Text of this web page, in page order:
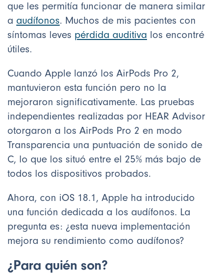
que les permitía funcionar de manera similar
a audífonos. Muchos de mis pacientes con
síntomas leves pérdida auditiva los encontré
útiles.
Cuando Apple lanzó los AirPods Pro 2,
mantuvieron esta función pero no la
mejoraron significativamente. Las pruebas
independientes realizadas por HEAR Advisor
otorgaron a los AirPods Pro 2 en modo
Transparencia una puntuación de sonido de
C, lo que los situó entre el 25% más bajo de
todos los dispositivos probados.
Ahora, con iOS 18.1, Apple ha introducido
una función dedicada a los audífonos. La
pregunta es: ¿esta nueva implementación
mejora su rendimiento como audífonos?
¿Para quién son?